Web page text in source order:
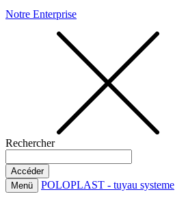
Notre Enterprise
Rechercher
Menü POLOPLAST - tuyau systeme